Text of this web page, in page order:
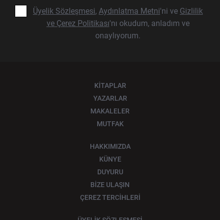
Üyelik Sözleşmesi, Aydınlatma Metni'ni ve Gizlilik
ve Çerez Politikası'nı okudum, anladım ve
onaylıyorum.
KİTAPLAR
YAZARLAR
MAKALELER
MUTFAK
HAKKIMIZDA
KÜNYE
DUYURU
BİZE ULAŞIN
ÇEREZ TERCİHLERİ